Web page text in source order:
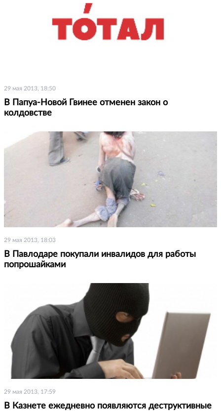
29 мая 2013, 18:50
В Папуа-Новой Гвинее отменен закон о
колдовстве
29 мая 2013, 18:03
В Павлодаре покупали инвалидов для работы
попрошайками
29 мая 2013, 17:59
В Казнете ежедневно появляются деструктивные